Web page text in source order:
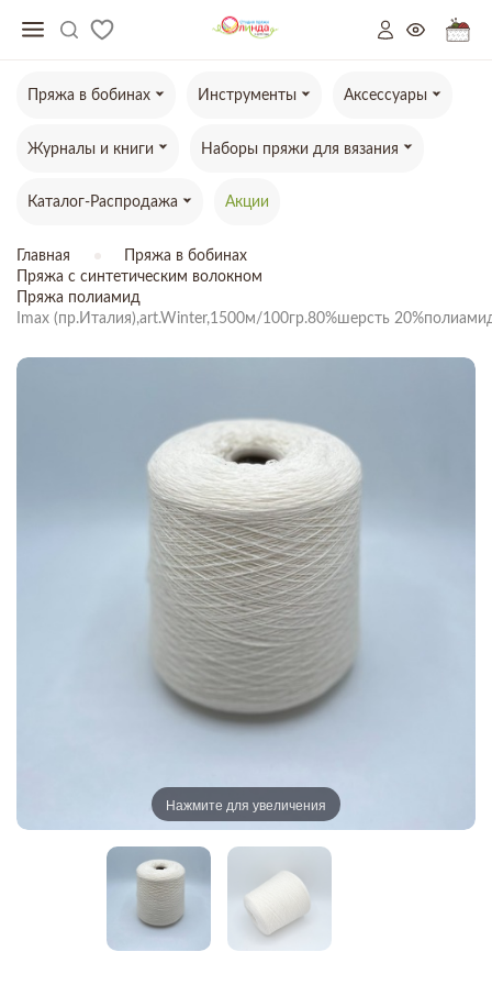
Пряжа в бобинах Инструменты Аксессуары
Журналы и книги Наборы пряжи для вязания
Каталог-Распродажа Акции
Главная
Пряжа в бобинах
Пряжа с синтетическим волокном
Пряжа полиамид
Imax (пр.Италия),art.Winter,1500м/100гр.80%шерсть
Нажмите для увеличения